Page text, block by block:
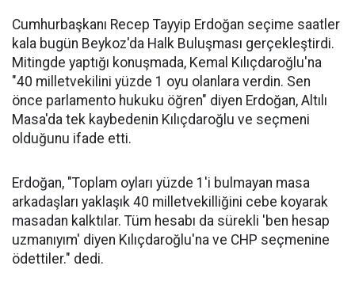
Cumhurbaşkanı Recep Tayyip Erdoğan seçime saatler
kala bugün Beykoz'da Halk Buluşması gerçekleştirdi.
Mitingde yaptığı konuşmada, Kemal Kılıçdaroğlu'na
"40 milletvekilini yüzde 1 oyu olanlara verdin. Sen
önce parlamento hukuku öğren" diyen Erdoğan, Altılı
Masa'da tek kaybedenin Kılıçdaroğlu ve seçmeni
olduğunu ifade etti.
Erdoğan, "Toplam oyları yüzde 1'i bulmayan masa
arkadaşları yaklaşık 40 milletvekilliğini cebe koyarak
masadan kalktılar. Tüm hesabı da sürekli 'ben hesap
uzmanıyım' diyen Kılıçdaroğlu'na ve CHP seçmenine
ödettiler." dedi.